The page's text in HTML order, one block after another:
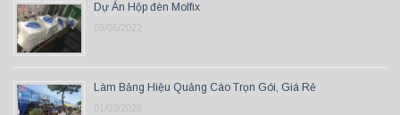
Dự Án Hộp đèn Molfix
09/06/2022
Làm Bảng Hiệu Quảng Cáo Trọn Gói, Giá Rẻ
01/03/2026